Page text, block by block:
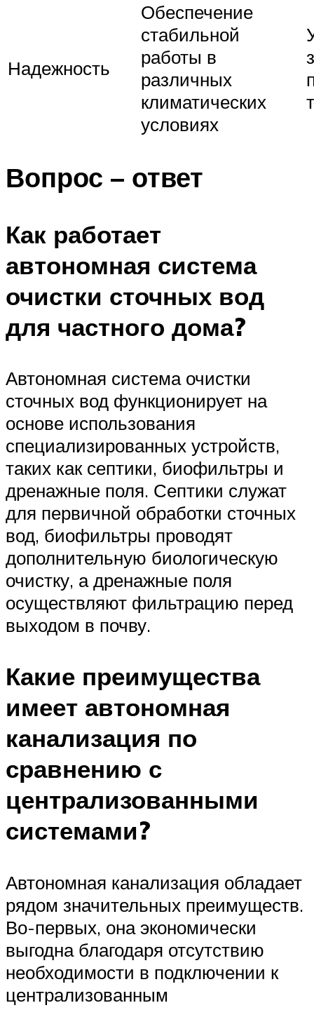
Надежность
Обеспечение
стабильной
работы в
различных
климатических
условиях
Вопрос – ответ
Как работает
автономная система
очистки сточных вод
для частного дома?
Автономная система очистки
сточных вод функционирует на
основе использования
специализированных устройств,
таких как септики, биофильтры и
дренажные поля. Септики служат
для первичной обработки сточных
вод, биофильтры проводят
дополнительную биологическую
очистку, а дренажные поля
осуществляют фильтрацию перед
выходом в почву.
Какие преимущества
имеет автономная
канализация по
сравнению с
централизованными
системами?
Автономная канализация обладает
рядом значительных преимуществ.
Во-первых, она экономически
выгодна благодаря отсутствию
необходимости в подключении к
централизованным